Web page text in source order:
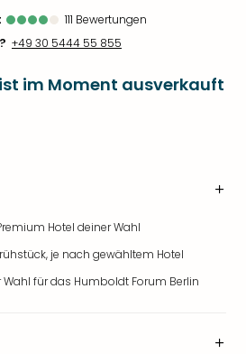
111 Bewertungen
+49 30 5444 55 855
im Moment ausverkauft
Hotel deiner Wahl
je nach gewähltem Hotel
für das Humboldt Forum Berlin